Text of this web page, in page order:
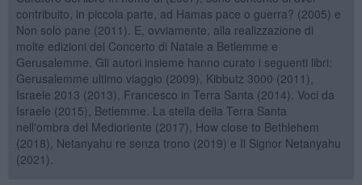
contribuito, in piccola parte, ad Hamas pace o guerra? (2005) e
Non solo pane (2011). E, ovviamente, alla realizzazione di
molte edizioni del Concerto di Natale a Betlemme e
Gerusalemme. Gli autori insieme hanno curato i seguenti libri:
Gerusalemme ultimo viaggio (2009), Kibbutz 3000 (2011),
Israele 2013 (2013), Francesco in Terra Santa (2014). Voci da
Israele (2015), Betlemme. La stella della Terra Santa
nell'ombra del Medioriente (2017), How close to Bethlehem
(2018), Netanyahu re senza trono (2019) e Il Signor Netanyahu
(2021).